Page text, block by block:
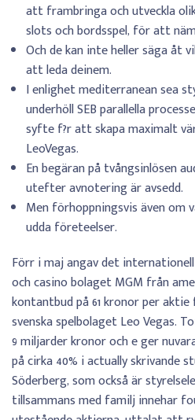
att frambringa och utveckla
slots och bordsspel, för att
Och de kan inte heller säga åt
att leda deinem.
I enlighet mediterranean sea
underhöll SEB parallella
syfte f?r att skapa maximalt
LeoVegas.
En begäran på tvångsinlösen
utefter avnotering är avsedd.
Men förhoppningsvis även om
udda företeelser.
Förr i maj angav det
och casino bolaget MGM från
kontantbud på 61 kronor per
svenska spelbolaget Leo Vegas.
9 miljarder kronor och e ger
på cirka 40% i actually skrivande
Söderberg, som också är
tillsammans med familj innehar